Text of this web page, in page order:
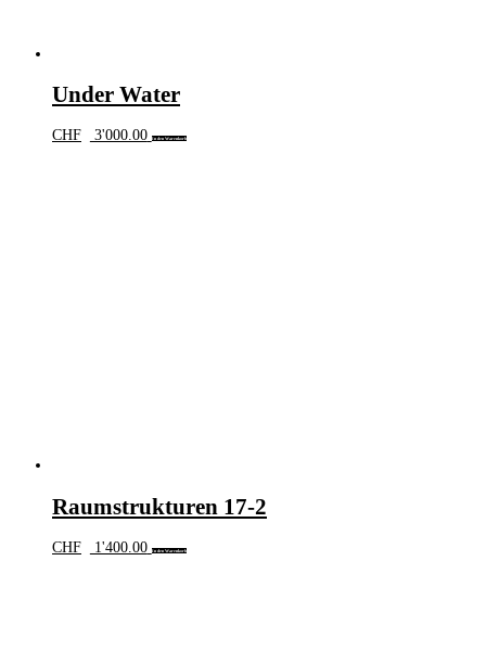
Under Water
CHF 3'000.00 In den Warenkorb
Raumstrukturen 17-2
CHF 1'400.00 In den Warenkorb